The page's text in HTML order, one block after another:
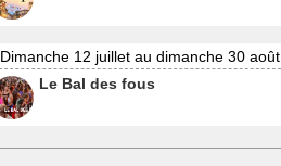
Dimanche 12 juillet au dimanche 30 août
Le Bal des fous